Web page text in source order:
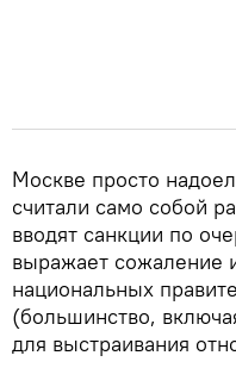
Москве просто
считали само собой
вводят санкции по
выражает сожаление
национальных
(большинство,
для выстраивания